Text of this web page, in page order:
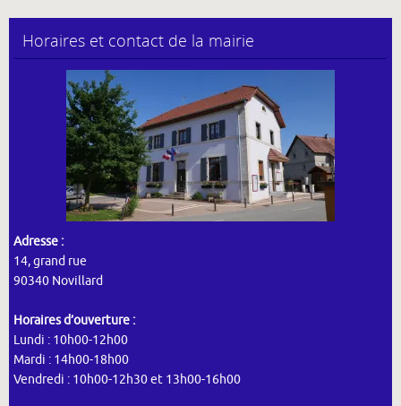
Horaires et contact de la mairie
Adresse :
14, grand rue
90340 Novillard
Horaires d’ouverture :
Lundi : 10h00-12h00
Mardi : 14h00-18h00
Vendredi : 10h00-12h30 et 13h00-16h00